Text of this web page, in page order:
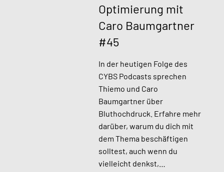
Optimierung mit
Caro Baumgartner
#45​
In der heutigen Folge des
CYBS Podcasts sprechen
Thiemo und Caro
Baumgartner über
Bluthochdruck. Erfahre mehr
darüber, warum du dich mit
dem Thema beschäftigen
solltest, auch wenn du
vielleicht denkst,…